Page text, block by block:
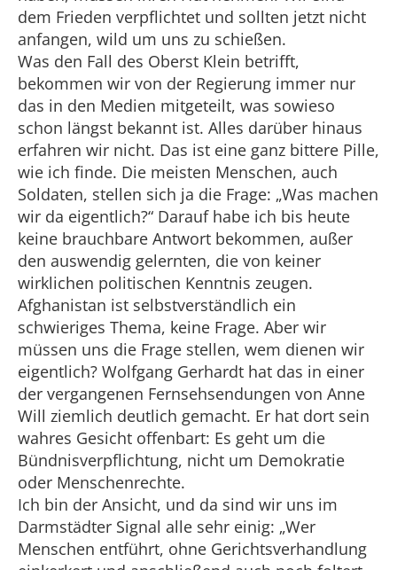
dem Frieden verpflichtet und sollten jetzt nicht
anfangen, wild um uns zu schießen.
Was den Fall des Oberst Klein betrifft,
bekommen wir von der Regierung immer nur
das in den Medien mitgeteilt, was sowieso
schon längst bekannt ist. Alles darüber hinaus
erfahren wir nicht. Das ist eine ganz bittere Pille,
wie ich finde. Die meisten Menschen, auch
Soldaten, stellen sich ja die Frage: „Was machen
wir da eigentlich?“ Darauf habe ich bis heute
keine brauchbare Antwort bekommen, außer
den auswendig gelernten, die von keiner
wirklichen politischen Kenntnis zeugen.
Afghanistan ist selbstverständlich ein
schwieriges Thema, keine Frage. Aber wir
müssen uns die Frage stellen, wem dienen wir
eigentlich? Wolfgang Gerhardt hat das in einer
der vergangenen Fernsehsendungen von Anne
Will ziemlich deutlich gemacht. Er hat dort sein
wahres Gesicht offenbart: Es geht um die
Bündnisverpflichtung, nicht um Demokratie
oder Menschenrechte.
Ich bin der Ansicht, und da sind wir uns im
Darmstädter Signal alle sehr einig: „Wer
Menschen entführt, ohne Gerichtsverhandlung